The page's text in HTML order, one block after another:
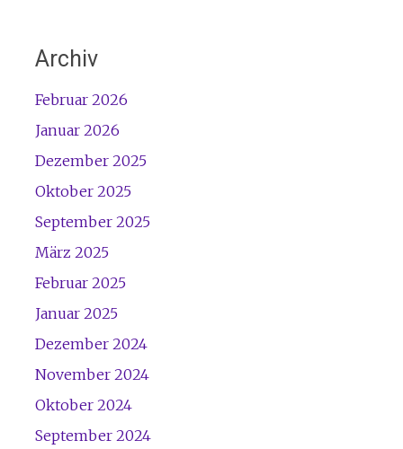
Archiv
Februar 2026
Januar 2026
Dezember 2025
Oktober 2025
September 2025
März 2025
Februar 2025
Januar 2025
Dezember 2024
November 2024
Oktober 2024
September 2024